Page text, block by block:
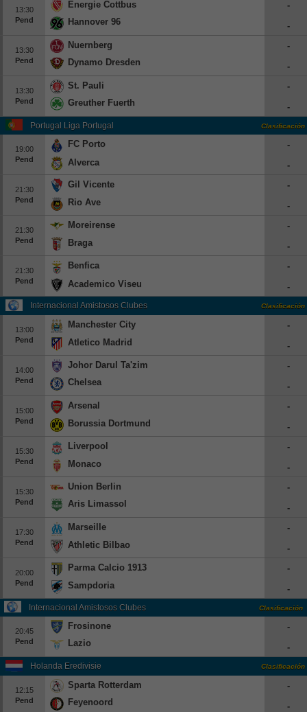
13:30
Pend
Energie Cottbus
Hannover 96
-
-
13:30
Pend
Nuernberg
Dynamo Dresden
-
-
13:30
Pend
St. Pauli
Greuther Fuerth
-
-
Portugal Liga Portugal Clasificación
19:00
Pend
FC Porto
Alverca
-
-
21:30
Pend
Gil Vicente
Rio Ave
-
-
21:30
Pend
Moreirense
Braga
-
-
21:30
Pend
Benfica
Academico Viseu
-
-
Internacional Amistosos Clubes Clasificación
13:00
Pend
Manchester City
Atletico Madrid
-
-
14:00
Pend
Johor Darul Ta'zim
Chelsea
-
-
15:00
Pend
Arsenal
Borussia Dortmund
-
-
15:30
Pend
Liverpool
Monaco
-
-
15:30
Pend
Union Berlin
Aris Limassol
-
-
17:30
Pend
Marseille
Athletic Bilbao
-
-
20:00
Pend
Parma Calcio 1913
Sampdoria
-
-
Internacional Amistosos Clubes Clasificación
20:45
Pend
Frosinone
Lazio
-
-
Holanda Eredivisie Clasificación
12:15
Pend
Sparta Rotterdam
Feyenoord
-
-
Europa League
Supercopa Europa
Partidos amistosos
Partidos televisados
Baloncesto
Europa
Euroliga
Eurocup
España
ACB
Estados Unidos
Tenis
Fútbol Americano
Clasificación
Casas de Apuestas